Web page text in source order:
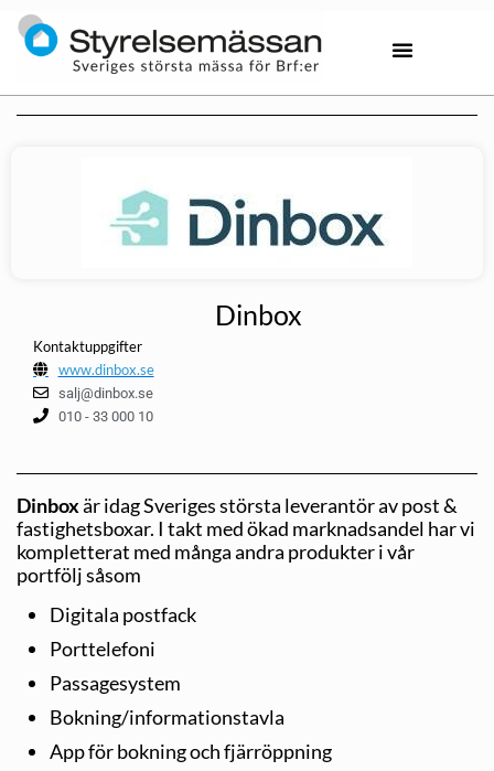
Dinbox
Kontaktuppgifter
www.dinbox.se
salj@dinbox.se
010 - 33 000 10
Dinboxär idag Sveriges största leverantör av post &
fastighetsboxar. I takt med ökad marknadsandel har vi
kompletterat med många andra produkter i vår
portfölj såsom
Digitala postfack
Porttelefoni
Passagesystem
Bokning/informationstavla
App för bokning och fjärröppning